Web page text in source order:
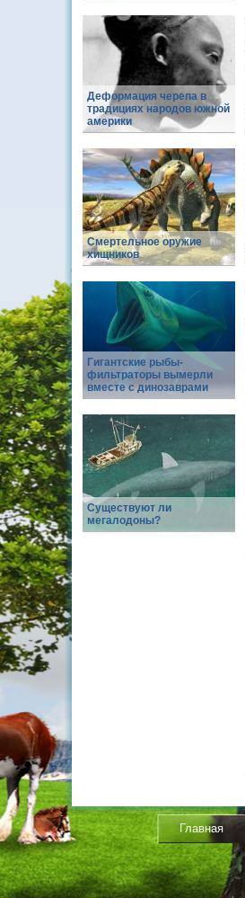
Деформация черепа в
традициях народов южной
америки
Смертельное оружие
хищников
Гигантские рыбы-
фильтраторы вымерли
вместе с динозаврами
Существуют ли
мегалодоны?
Главная